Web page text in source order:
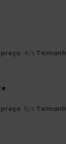
: 4/5
: 5/5